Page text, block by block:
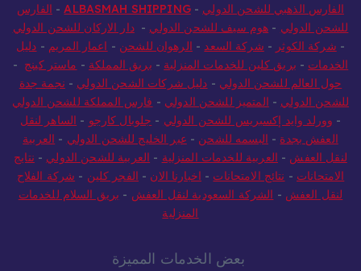
الفارس الذهبي للشحن الدولي -
ALBASMAH SHIPPING
- الفارس
للشحن الدولي - هوم سيف للشحن الدولي -دار الاركان للشحن الدولي
- شركة الكوثر - شركة السعد - الرهوان للشحن - اعمار المريم - دليل
الخدمات - بريق كلين للخدمات المنزلية - بريق المملكة - ماستر كينج -
حول العالم للشحن الدولي - دليل شركات الشحن الدولي - نجمة جدة
للشحن الدولي - المتميز للشحن الدولي - فارس المملكة للشحن الدولي
- وورلد وايد إكسبريس للشحن الدولي - جلوبال كارجو - الساهر لنقل
العفش بجدة - البسمه للشحن - عبر الخليج للشحن الدولي - العربية
لنقل العفش - العربية للخدمات المنزلية - العربية للشحن الدولي - نتايج
الامتحانات - نتائج الامتحانات - اخبارنا الان - الفجر كلين - شركة الفلاح
لنقل العفش - الشركة السعودية لنقل العفش - بريق السلام للخدمات
المنزلية
بعض الخدمات المميزة